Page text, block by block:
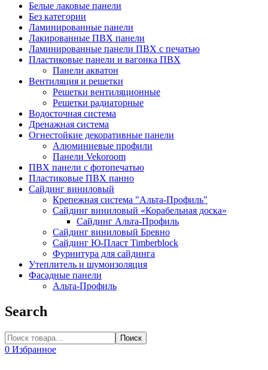
Белые лаковые панели
Без категории
Ламинированные панели
Лакированные ПВХ панели
Ламинированные панели ПВХ с печатью
Пластиковые панели и вагонка ПВХ
Панели акватон
Вентиляция и решетки
Решетки вентиляционные
Решетки радиаторные
Водосточная система
Дренажная система
Огнестойкие декоративные панели
Алюминиевые профили
Панели Vekoroom
ПВХ панели с фотопечатью
Пластиковые ПВХ панно
Сайдинг виниловый
Крепежная система "Альта-Профиль"
Сайдинг виниловый «Корабельная доска»
Сайдинг Альта-Профиль
Сайдинг виниловый Бревно
Сайдинг Ю-Пласт Timberblock
Фурнитура для сайдинга
Утеплитель и шумоизоляция
Фасадные панели
Альта-Профиль
Search
Поиск
0 Избранное